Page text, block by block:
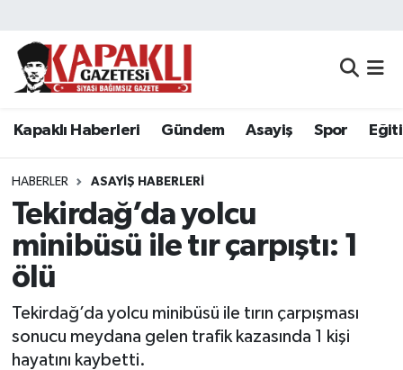
Kapaklı Haberleri Gündem Asayiş Spor
HABERLER ASAYIŞ HABERLERI
Tekirdağ’da yolcu
minibüsü ile tır çarpıştı: 1
ölü
Tekirdağ’da yolcu minibüsü ile tırın çarpışması
sonucu meydana gelen trafik kazasında 1 kişi
hayatını kaybetti.
Kapaklı Haberleri
Asayiş
Spor
Eğitim
Resmi Reklamlar
Tekirdağ Nöbetçi Eczaneler
Tekirdağ Namaz Vakitleri
Tekirdağ Trafik Yoğunluk Haritası
Süper Lig Puan Durumu ve Fikstür
Son Dakika Haberleri